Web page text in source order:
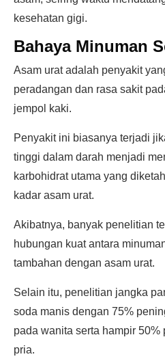
kesehatan gigi.
Bahaya Minuman
Asam urat adalah penyakit
peradangan dan rasa sakit
jempol kaki.
Penyakit ini biasanya terjadi
tinggi dalam darah menjadi
karbohidrat utama yang
kadar asam urat.
Akibatnya, banyak penelitian
hubungan kuat antara
tambahan dengan asam urat.
Selain itu, penelitian jangka
soda manis dengan 75%
pada wanita serta hampir
pria.